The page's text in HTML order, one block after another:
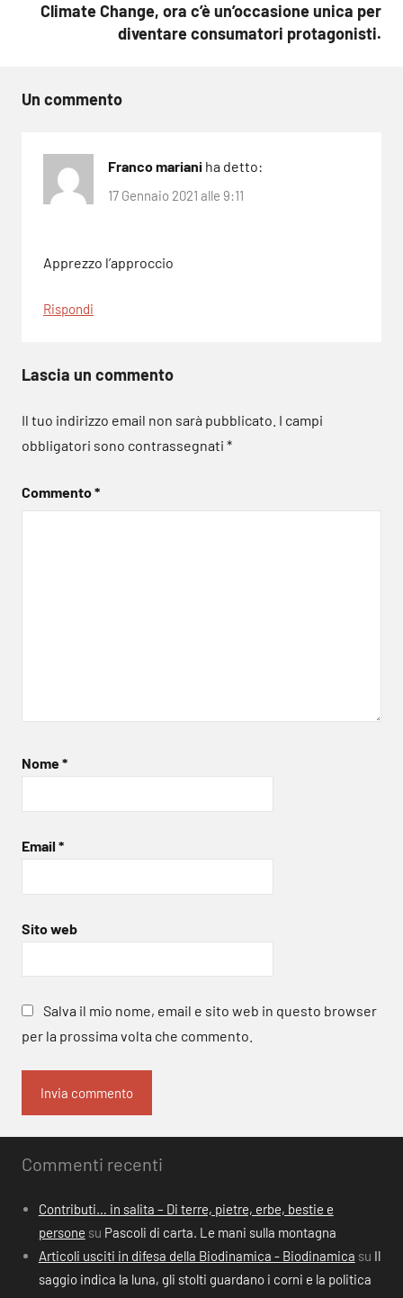
Climate Change, ora c’è un’occasione unica per
diventare consumatori protagonisti.
Un commento
Franco mariani ha detto:
17 Gennaio 2021 alle 9:11
Apprezzo l’approccio
Rispondi
Lascia un commento
Il tuo indirizzo email non sarà pubblicato. I campi
obbligatori sono contrassegnati *
Commento*
Nome*
Email *
Sito web
Salva il mio nome, email e sito web in questo browser
per la prossima volta che commento.
Commenti recenti
Contributi… in salita – Di terre, pietre, erbe, bestie e
persone su Pascoli di carta. Le mani sulla montagna
Articoli usciti in difesa della Biodinamica - Biodinamica su Il
saggio indica la luna, gli stolti guardano i corni e la politica